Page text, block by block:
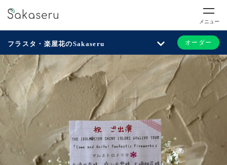
メニュー
フラスタ・楽屋花のSakaseru オーダー